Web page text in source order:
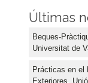
Últimas
Beques-
Universitat de
Prácticas en el
Exteriores,